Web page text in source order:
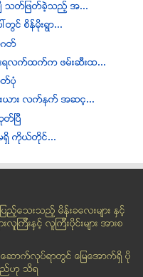
ခ်ီ သတ္ျဖတ္ခဲ့သည့္ အ...
င္ စိန္မိုးရြာ...
ဂတ္
ရလက္ထက္က ဖမ္းဆီးထ...
တ္ပုံ
းယား လက္နက္ အဆင့...
တ္ျပီ
မရွိ ကိုယ္တိုင္...
နိုင္ငံမ်ား ရ...
ကၠသိုလ္ ေက်ာင္းသူဘဝ
ြားေတာ္မ်ား ေဒသစ...
မ္းေျမ႕ဧည္႔ေ...
ည့္ေသးသည့္ မိန္းခေလးမ်ား နွင့္
ကီးနွင့္ လူၾကီးပိုင္းမ်ား အားစ
ေဆာက္လုပ္ရာတြင္ ေျမေအာက္ရွိ ပို
မည္ဟု သိရ